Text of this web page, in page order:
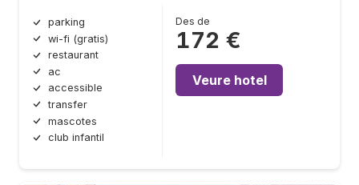
parking
wi-fi (gratis)
restaurant
ac
accessible
transfer
mascotes
club infantil
Des de
172 €
Veure hotel